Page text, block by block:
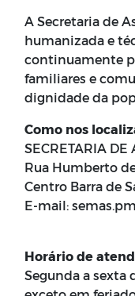
A Secretaria de
humanizada e
continuamente
familiares e
dignidade da
Como nos
SECRETARIA DE
Rua Humberto
Centro Barra de
E-mail:
Horário de
Segunda a sexta